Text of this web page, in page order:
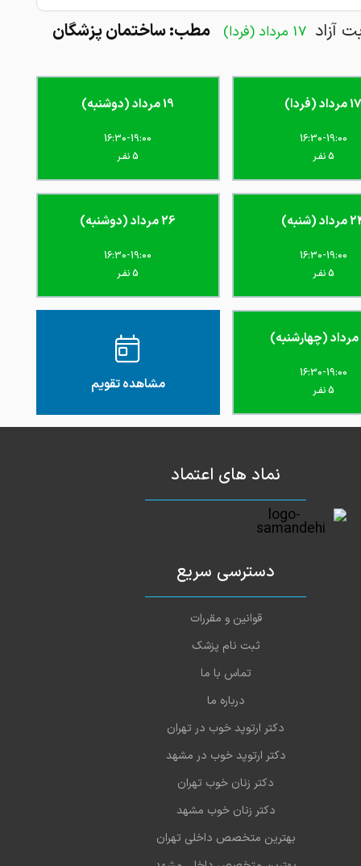
آزاد 17 مرداد (فردا) مطب: ساختمان پزشگان
(فردا)
16:30-19:00
5 نفـر
19 مرداد (دوشنبه)
16:30-19:00
5 نفـر
(شنبه)
16:30-19:00
5 نفـر
26 مرداد (دوشنبه)
16:30-19:00
5 نفـر
16:30-19:00
5 نفـر
مشاهده تقویم
نماد های اعتماد
دسترسی سریع
قوانین و مقررات
ثبت نام پزشک
تماس با ما
درباره ما
دکتر ارتوپد خوب در تهران
دکتر ارتوپد خوب در مشهد
دکتر زنان خوب تهران
دکتر زنان خوب مشهد
بهترین متخصص داخلی تهران